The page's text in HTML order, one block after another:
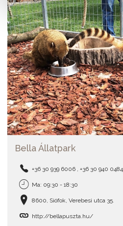
Bella Állatpark
+36 30 939 6006 , +36 30 940 0484
Ma: 09:30 - 18:30
8600, Siófok, Verebesi utca 35.
http://bellapuszta.hu/